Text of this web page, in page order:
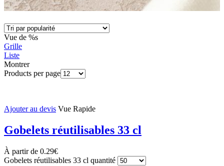
Vue de %s
Grille
Liste
Montrer
Products per page
Ajouter au devis Vue Rapide
Gobelets réutilisables 33 cl
À partir de 0.29€
Gobelets réutilisables 33 cl quantité